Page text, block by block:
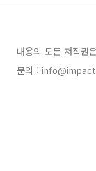
내용의 모든 저작권
문의 :